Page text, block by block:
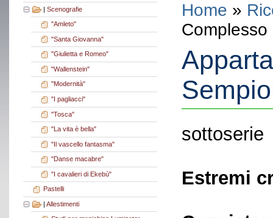
| Scenografie
"Amleto"
"Santa Giovanna"
"Giulietta e Romeo"
"Wallenstein"
"Modernità"
"I pagliacci"
"Tosca"
"La vita è bella"
"Il vascello fantasma"
"Danse macabre"
"I cavalieri di Ekebù"
Pastelli
| Allestimenti
Home »
sottoserie
Estremi